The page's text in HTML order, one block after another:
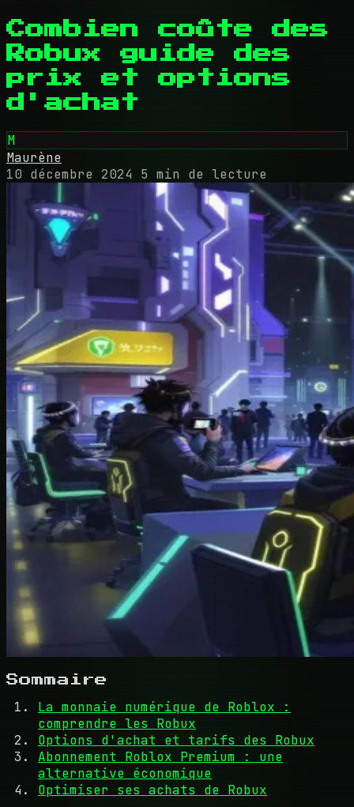
Combien coûte des
Robux guide des
prix et options
d'achat
M
Maurène
10 décembre 2024
5 min de lecture
Sommaire
La monnaie numérique de Roblox :
comprendre les Robux
Options d'achat et tarifs des Robux
Abonnement Roblox Premium : une
alternative économique
Optimiser ses achats de Robux